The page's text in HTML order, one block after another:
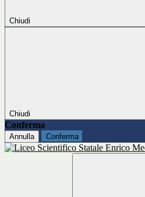
Chiudi
Chiudi
Conferma
Annulla Conferma